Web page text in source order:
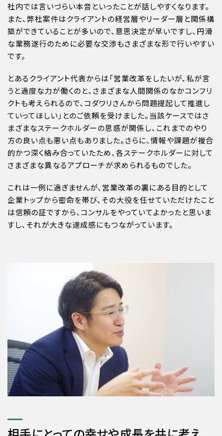
社内では言いづらい本音といったことが話しやすくなります。
また、弊社案件はクライアントの経営層やリーダー層と関係構
築ができていることが多いので、意思決定が早いですし、円滑
な業務遂行のために必要な交渉もさまざまな形で行いやすい
です。
とあるクライアント代表からは「営業改革をしたいが、私が言
うと過度な力が働くのと、さまざまな人間関係のなかコンフリ
クトも考えられるので、コダワリさんから問題提起して推進し
ていってほしい」とのご依頼を受けました。当該ケースではさ
まざまなステークホルダーの思惑が関係し、これまでのやり
方の良い点も悪い点もありました。さらに、情報や課題が複合
的かつ深く絡み合っていたため、各ステークホルダーに対して
さまざまな異なるアプローチが求められるものでした。
これは一例に過ぎませんが、営業改革の裏にある目的として
企業トップから密命を帯び、その大役を任せていただけたこと
は信頼の証ですから、コンサルをやっていてよかったと思いま
すし、それが大きな達成感にもつながっています。